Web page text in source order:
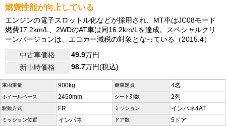
燃費性能が向上している
エンジンの電子スロットル化などが採用され、MT車はJC08モード
燃費17.2km/L、2WDのAT車は同16.2km/Lを達成。スペシャルクリ
ーンバージョンは、エコカー減税の対象となっている（2015.4）
中古車価格
49.9万円
新車時価格
98.7万円(税込)
車両重量 900kg 乗車定員 4名
ホイールベース 2450mm シート列数 2列
駆動方式 FR ミッション インパネ4AT
ミッション位置 インパネ ドア数 5ドア